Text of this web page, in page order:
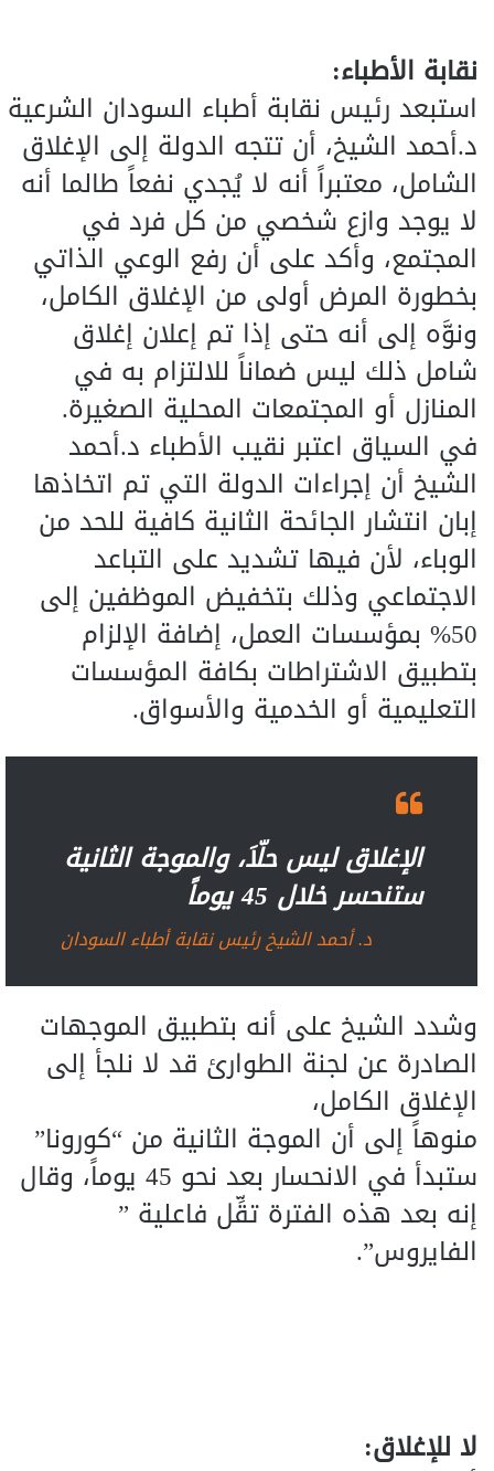
نقابة الأطباء:
استبعد رئيس نقابة أطباء السودان الشرعية
د.أحمد الشيخ، أن تتجه الدولة إلى الإغلاق
الشامل، معتبراً أنه لا يُجدي نفعاً طالما أنه
لا يوجد وازع شخصي من كل فرد في
المجتمع، وأكد على أن رفع الوعي الذاتي
بخطورة المرض أولى من الإغلاق الكامل،
ونوَّه إلى أنه حتى إذا تم إعلان إغلاق
شامل ذلك ليس ضماناً للالتزام به في
المنازل أو المجتمعات المحلية الصغيرة.
في السياق اعتبر نقيب الأطباء د.أحمد
الشيخ أن إجراءات الدولة التي تم اتخاذها
إبان انتشار الجائحة الثانية كافية للحد من
الوباء، لأن فيها تشديد على التباعد
الاجتماعي وذلك بتخفيض الموظفين إلى
50% بمؤسسات العمل، إضافة الإلزام
بتطبيق الاشتراطات بكافة المؤسسات
التعليمية أو الخدمية والأسواق.
الإغلاق ليس حلّاَ، والموجة الثانية
ستنحسر خلال 45 يوماً
د. أحمد الشيخ رئيس نقابة أطباء السودان
وشدد الشيخ على أنه بتطبيق الموجهات
الصادرة عن لجنة الطوارئ قد لا نلجأ إلى
الإغلاق الكامل،
منوهاً إلى أن الموجة الثانية من “كورونا”
ستبدأ في الانحسار بعد نحو 45 يوماً، وقال
إنه بعد هذه الفترة تقِّل فاعلية ”
الفايروس”.
لا للإغلاق: